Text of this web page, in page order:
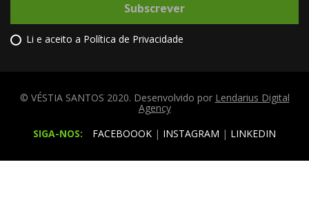
Subscrever
Li e aceito a Política de Privacidade
© VÉSTIA SANTOS 2020. Desenvolvido por Lendarius Digital
Agency
SIGA-NOS:
FACEBOOOK | INSTAGRAM | LINKEDIN